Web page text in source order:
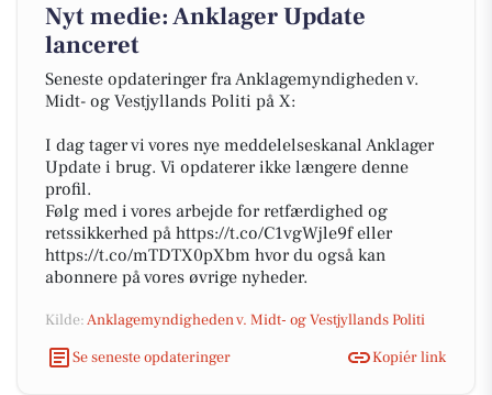
Nyt medie: Anklager Update
lanceret
Seneste opdateringer fra Anklagemyndigheden v.
Midt- og Vestjyllands Politi på X:
I dag tager vi vores nye meddelelseskanal Anklager
Update i brug. Vi opdaterer ikke længere denne
profil.
Følg med i vores arbejde for retfærdighed og
retssikkerhed på https://t.co/C1vgWjle9f eller
https://t.co/mTDTX0pXbm hvor du også kan
abonnere på vores øvrige nyheder.
Kilde:Anklagemyndigheden v. Midt- og Vestjyllands Politi
Se seneste opdateringer
Kopiér link